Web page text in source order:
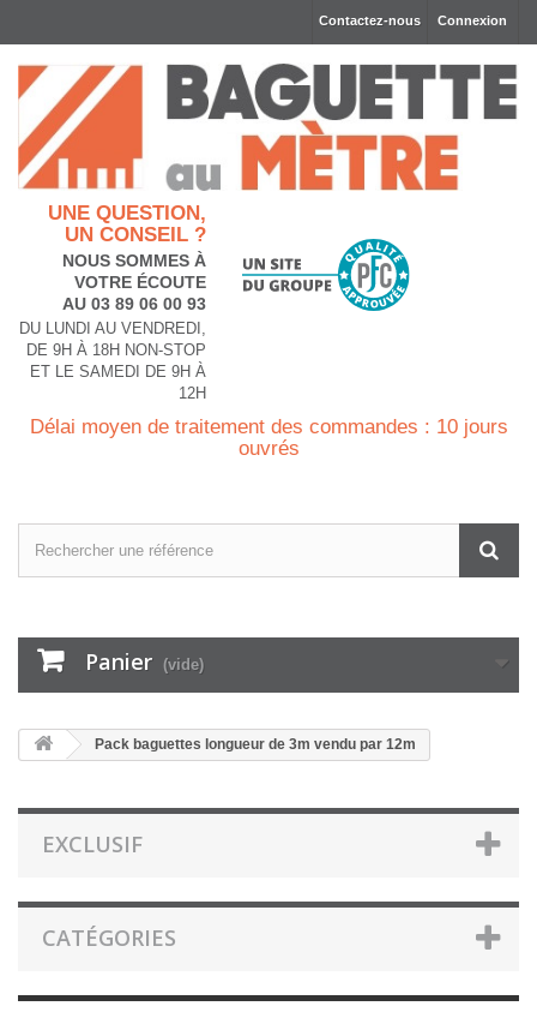
Connexion
Contactez-nous
UNE QUESTION,
UN CONSEIL ?
NOUS SOMMES À
VOTRE ÉCOUTE
AU 03 89 06 00 93
DU LUNDI AU VENDREDI,
DE 9H À 18H NON-STOP
ET LE SAMEDI DE 9H À
12H
Délai moyen de traitement des commandes : 10 jours
ouvrés
Panier (vide)
Pack baguettes longueur de 3m vendu par 12m
EXCLUSIF
CATÉGORIES